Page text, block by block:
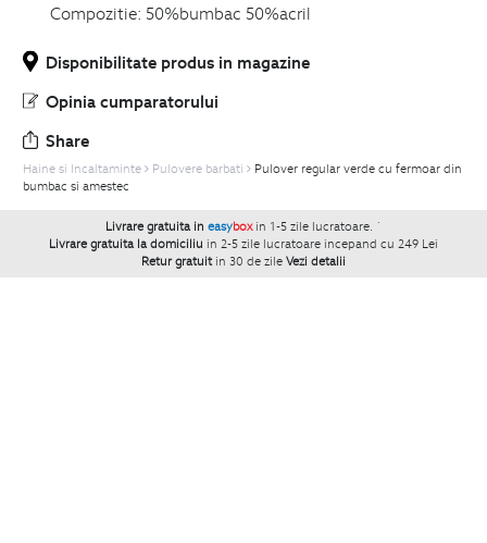
Compozitie: 50%bumbac 50%acril
Disponibilitate produs in magazine
Opinia cumparatorului
Share
Haine si Incaltaminte Pulovere barbati
Pulover regular verde cu fermoar din
bumbac si amestec
Livrare gratuita in easybox in 1-5 zile lucratoare. `
Livrare gratuita la domiciliu in 2-5 zile lucratoare incepand cu 249 Lei
Retur gratuit in 30 de zile Vezi detalii